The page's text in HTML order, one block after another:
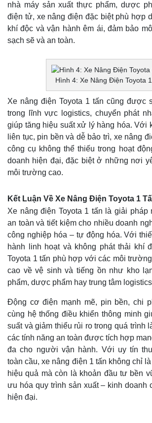
nhà máy sản xuất thực phẩm, dược
điện tử, xe nâng điện đặc biệt phù hợp
khí độc và vận hành êm ái, đảm bảo
sạch sẽ và an toàn.
Hình 4: Xe Nâng Điện Toyota
Xe nâng điện Toyota 1 tấn cũng được
trong lĩnh vực logistics, chuyển phát
giúp tăng hiệu suất xử lý hàng hóa. Với
liên tục, pin bền và dễ bảo trì, xe nâng
công cụ không thể thiếu trong hoạt
doanh hiện đại, đặc biệt ở những nơi
môi trường cao.
Kết Luận Về Xe Nâng Điện Toyota 1
Xe nâng điện Toyota 1 tấn là giải pháp
an toàn và tiết kiệm cho nhiều doanh
công nghiệp hóa – tự động hóa. Với
hành linh hoạt và không phát thải khí
Toyota 1 tấn phù hợp với các môi
cao về vệ sinh và tiếng ồn như kho
phẩm, dược phẩm hay trung tâm
Động cơ điện mạnh mẽ, pin bền, chi
cùng hệ thống điều khiển thông minh
suất và giảm thiểu rủi ro trong quá trình
các tính năng an toàn được tích hợp
đa cho người vận hành. Với uy tín
toàn cầu, xe nâng điện 1 tấn không chỉ
hiệu quả mà còn là khoản đầu tư bền
ưu hóa quy trình sản xuất – kinh doanh
hiện đại.